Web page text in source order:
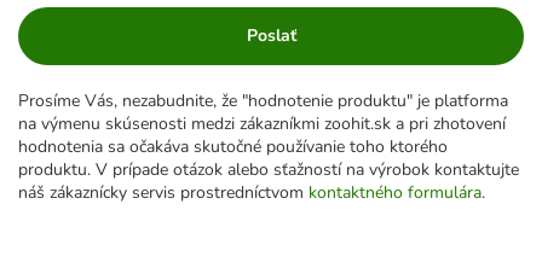
Poslať
Prosíme Vás, nezabudnite, že "hodnotenie produktu" je platforma
na výmenu skúsenosti medzi zákazníkmi zoohit.sk a pri zhotovení
hodnotenia sa očakáva skutočné používanie toho ktorého
produktu. V prípade otázok alebo sťažností na výrobok kontaktujte
náš zákaznícky servis prostredníctvom kontaktného formulára.